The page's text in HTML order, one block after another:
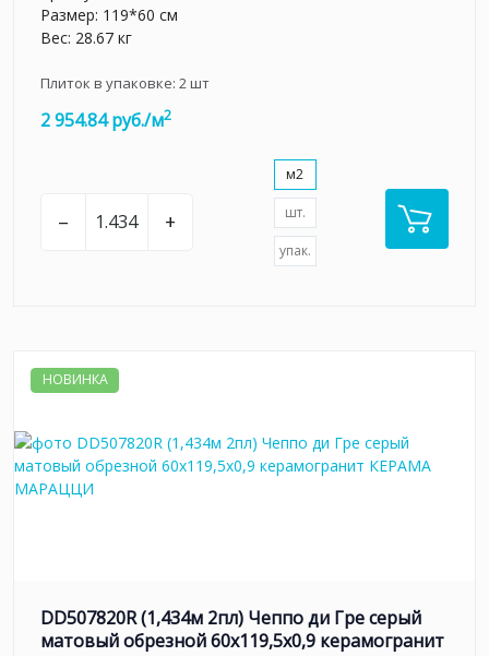
Размер: 119*60 см
Вес: 28.67 кг
Плиток в упаковке: 2шт
2 954.84 руб./м2
– +
м2
шт.
упак.
НОВИНКА
DD507820R (1,434м 2пл) Чеппо ди Гре серый
матовый обрезной 60x119,5x0,9 керамогранит